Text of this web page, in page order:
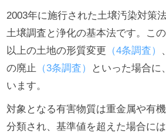
2003年に施行された土壌汚染対策
土壌調査と浄化の基本法です。こ
以上の土地の形質変更 （4条調査）
の廃止 （3条調査）
といった場合に
います。
対象となる有害物質は重金属や有
分類され、基準値を超えた場合に